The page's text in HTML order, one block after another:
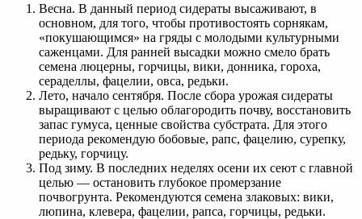
Весна. В данный период сидераты высаживают, в
основном, для того, чтобы противостоять сорнякам,
«покушающимся» на гряды с молодыми культурными
саженцами. Для ранней высадки можно смело брать
семена люцерны, горчицы, вики, донника, гороха,
сераделлы, фацелии, овса, редьки.
Лето, начало сентября. После сбора урожая сидераты
выращивают с целью облагородить почву, восстановить
запас гумуса, ценные свойства субстрата. Для этого
периода рекомендую бобовые, рапс, фацелию, сурепку,
редьку, горчицу.
Под зиму. В последних неделях осени их сеют с главной
целью — остановить глубокое промерзание
почвогрунта. Рекомендуются семена злаковых: вики,
люпина, клевера, фацелии, рапса, горчицы, редьки.